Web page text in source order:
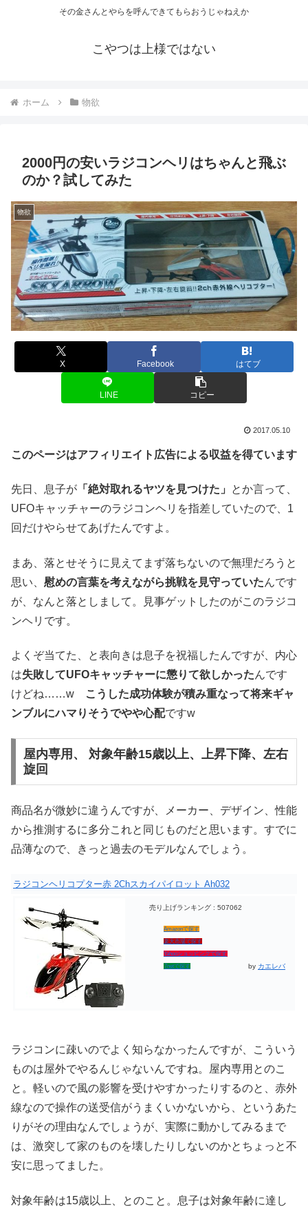
その金さんとやらを呼んできてもらおうじゃねえか
こやつは上様ではない
ホーム 物欲
2000円の安いラジコンヘリはちゃんと飛ぶ
のか？試してみた
物欲
X Facebook はてブ
LINE コピー
2017.05.10
このページはアフィリエイト広告による収益を得ています
先日、息子が 「絶対取れるヤツを見つけた」
とか言って、
UFOキャッチャーのラジコンヘリを指差していたので、1
回だけやらせてあげたんですよ。
まあ、落とせそうに見えてまず落ちないので無理だろうと
思い、 慰めの言葉を考えながら挑戦を見守っていたんです
が、なんと落としまして。見事ゲットしたのがこのラジコ
ンヘリです。
よくぞ当てた、と表向きは息子を祝福したんですが、内心
は失敗してUFOキャッチャーに懲りて欲しかったんです
けどね……w
こうした成功体験が積み重なって将来ギャ
ンブルにハマりそうでやや心配ですw
屋内専用、 対象年齢15歳以上、上昇下降、左右
旋回
商品名が微妙に違うんですが、メーカー、デザイン、性能
から推測するに多分これと同じものだと思います。すでに
品薄なので、きっと過去のモデルなんでしょう。
ラジコンヘリコプター赤 2Chスカイパイロット Ah032
売り上げランキング : 507062
Amazonで探す
楽天市場で探す
Yahooショッピングで探す
7netで探す
by カエレバ
ラジコンに疎いのでよく知らなかったんですが、こういう
ものは屋外でやるんじゃないんですね。屋内専用とのこ
と。軽いので風の影響を受けやすかったりするのと、赤外
線なので操作の送受信がうまくいかないから、というあた
りがその理由なんでしょうが、実際に動かしてみるまで
は、激突して家のものを壊したりしないのかとちょっと不
安に思ってました。
対象年齢は15歳以上、とのこと。息子は対象年齢に達し